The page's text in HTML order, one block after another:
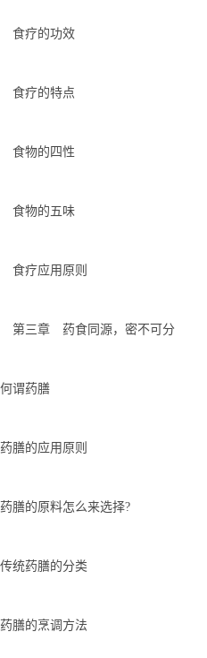
食疗的功效
食疗的特点
食物的四性
食物的五味
食疗应用原则
第三章 药食同源，密不可分
何谓药膳
药膳的应用原则
药膳的原料怎么来选择?
传统药膳的分类
药膳的烹调方法